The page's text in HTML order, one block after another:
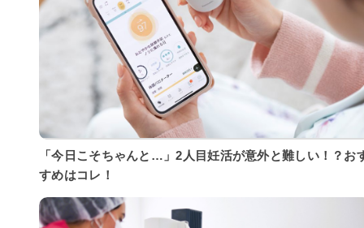
「今日こそちゃんと…」2人目妊活が意外と難しい！？お
すめはコレ！